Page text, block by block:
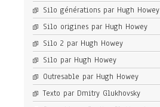
Silo générations par Hugh Howey
Silo origines par Hugh Howey
Silo 2 par Hugh Howey
Silo par Hugh Howey
Outresable par Hugh Howey
Texto par Dmitry Glukhovsky